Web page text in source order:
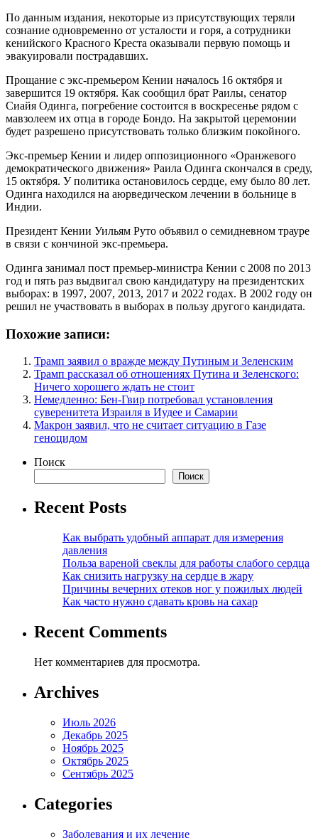
По данным издания, некоторые из присутствующих теряли
сознание одновременно от усталости и горя, а сотрудники
кенийского Красного Креста оказывали первую помощь и
эвакуировали пострадавших.
Прощание с экс-премьером Кении началось 16 октября и
завершится 19 октября. Как сообщил брат Раилы, сенатор
Сиайя Одинга, погребение состоится в воскресенье рядом с
мавзолеем их отца в городе Бондо. На закрытой церемонии
будет разрешено присутствовать только близким покойного.
Экс-премьер Кении и лидер оппозиционного «Оранжевого
демократического движения» Раила Одинга скончался в среду,
15 октября. У политика остановилось сердце, ему было 80 лет.
Одинга находился на аюрведическом лечении в больнице в
Индии.
Президент Кении Уильям Руто объявил о семидневном трауре
в связи с кончиной экс-премьера.
Одинга занимал пост премьер-министра Кении с 2008 по 2013
год и пять раз выдвигал свою кандидатуру на президентских
выборах: в 1997, 2007, 2013, 2017 и 2022 годах. В 2002 году он
решил не участвовать в выборах в пользу другого кандидата.
Похожие записи:
Трамп заявил о вражде между Путиным и Зеленским
Трамп рассказал об отношениях Путина и Зеленского:
Ничего хорошего ждать не стоит
Немедленно: Бен-Гвир потребовал установления
суверенитета Израиля в Иудее и Самарии
Макрон заявил, что не считает ситуацию в Газе
геноцидом
Поиск
Поиск
Recent Posts
Как выбрать удобный аппарат для измерения
давления
Польза вареной свеклы для работы слабого сердца
Как снизить нагрузку на сердце в жару
Причины вечерних отеков ног у пожилых людей
Как часто нужно сдавать кровь на сахар
Recent Comments
Нет комментариев для просмотра.
Archives
Июль 2026
Декабрь 2025
Ноябрь 2025
Октябрь 2025
Сентябрь 2025
Categories
Заболевания и их лечение